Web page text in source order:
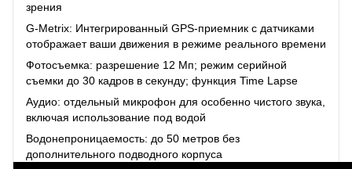
зрения
G-Metrix: Интегрированный GPS-приемник с датчиками
отображает ваши движения в режиме реального времени
Фотосъемка: разрешение 12 Мп; режим серийной
съемки до 30 кадров в секунду; функция Time Lapse
Аудио: отдельный микрофон для особенно чистого звука,
включая использование под водой
Водонепроницаемость: до 50 метров без
дополнительного подводного корпуса